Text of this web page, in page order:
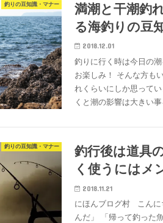
釣りの豆知識・マナー
満潮と干潮釣
る海釣りの豆
2018.12.01
釣りに行く時は今日の
お楽しみ！ そんな方も
れくらいにしか思って
くと潮の影響は大きい
釣りの豆知識・マナー
釣行後は道具
く使うにはメ
2018.11.21
にほんブログ村 こんに
んだ」 「帰って釣った